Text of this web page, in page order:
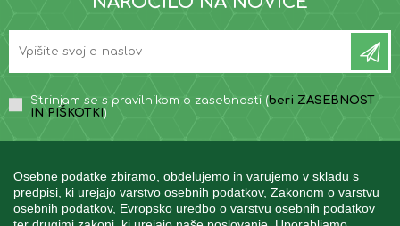
Osebne podatke zbiramo, obdelujemo in varujemo v skladu s
predpisi, ki urejajo varstvo osebnih podatkov, Zakonom o varstvu
osebnih podatkov, Evropsko uredbo o varstvu osebnih podatkov
Strinjam se s pravilnikom o zasebnosti (beri ZASEBNOST
IN PIŠKOTKI )